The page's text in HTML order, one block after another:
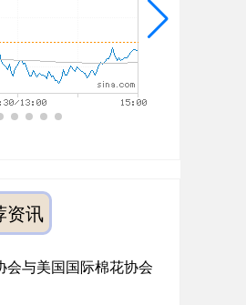
资讯
会与美国国际棉花协会